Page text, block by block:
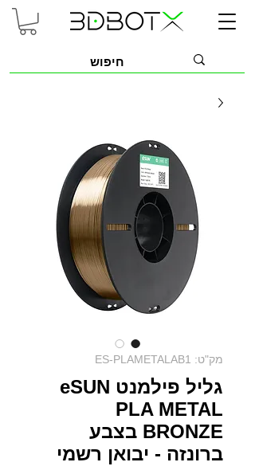
מק"ט: ES-PLAMETALAB1
גליל פילמנט eSUN
PLA METAL
BRONZE בצבע
ברונזה - יבואן רשמי